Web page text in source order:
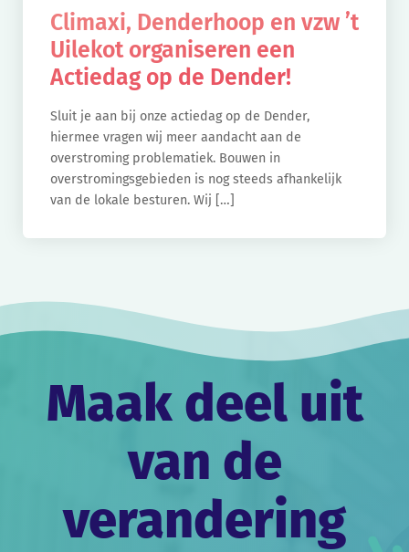
Climaxi, Denderhoop en vzw ’t
Uilekot organiseren een
Actiedag op de Dender!
Sluit je aan bij onze actiedag op de Dender,
hiermee vragen wij meer aandacht aan de
overstroming problematiek. Bouwen in
overstromingsgebieden is nog steeds afhankelijk
van de lokale besturen. Wij […]
Maak deel uit
van de
verandering